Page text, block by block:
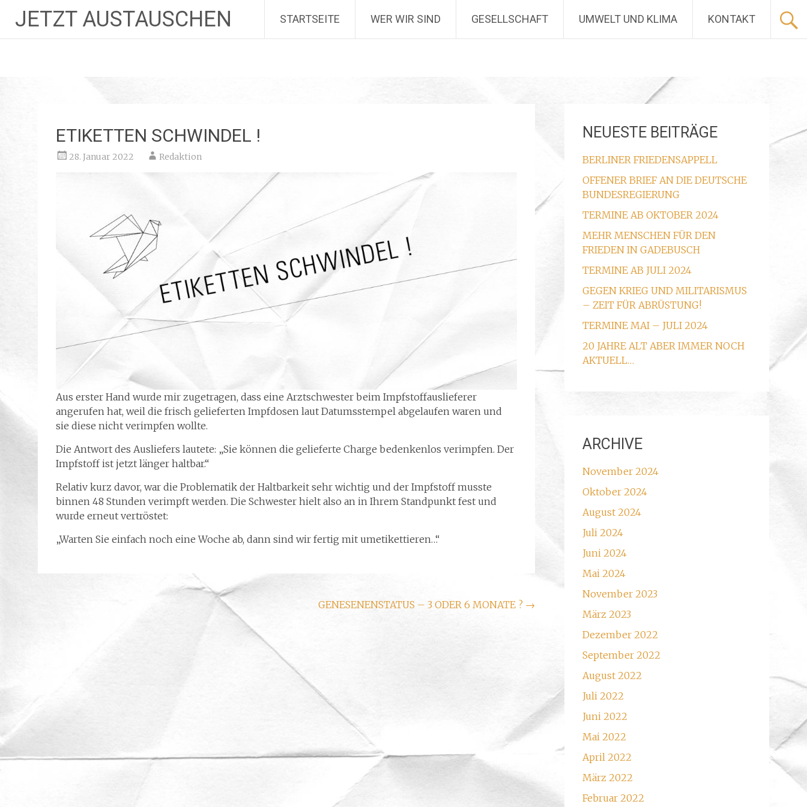
JETZT AUSTAUSCHEN STARTSEITE WER WIR SIND GESELLSCHAFT UMWELT UND KLIMA KONTAKT
ETIKETTEN SCHWINDEL !
28. Januar 2022 Redaktion
Aus erster Hand wurde mir zugetragen, dass eine Arztschwester beim Impfstoffauslieferer
angerufen hat, weil die frisch gelieferten Impfdosen laut Datumsstempel abgelaufen waren und
sie diese nicht verimpfen wollte.
Die Antwort des Ausliefers lautete: „Sie können die gelieferte Charge bedenkenlos verimpfen. Der
Impfstoff ist jetzt länger haltbar.“
Relativ kurz davor, war die Problematik der Haltbarkeit sehr wichtig und der Impfstoff musste
binnen 48 Stunden verimpft werden. Die Schwester hielt also an in Ihrem Standpunkt fest und
wurde erneut vertröstet:
„Warten Sie einfach noch eine Woche ab, dann sind wir fertig mit umetikettieren…“
GENESENENSTATUS – 3 ODER 6 MONATE ? →
NEUESTE BEITRÄGE
BERLINER FRIEDENSAPPELL
OFFENER BRIEF AN DIE DEUTSCHE
BUNDESREGIERUNG
TERMINE AB OKTOBER 2024
MEHR MENSCHEN FÜR DEN
FRIEDEN IN GADEBUSCH
TERMINE AB JULI 2024
GEGEN KRIEG UND MILITARISMUS
– ZEIT FÜR ABRÜSTUNG!
TERMINE MAI – JULI 2024
20 JAHRE ALT ABER IMMER NOCH
AKTUELL…
ARCHIVE
November 2024
Oktober 2024
August 2024
Juli 2024
Juni 2024
Mai 2024
November 2023
März 2023
Dezember 2022
September 2022
August 2022
Juli 2022
Juni 2022
Mai 2022
April 2022
März 2022
Februar 2022